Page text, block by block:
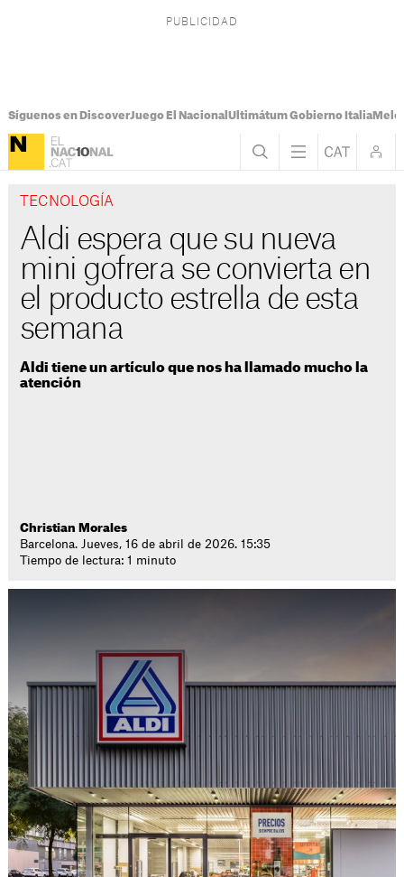
Síguenos en DiscoverJuego El Nacional Ultimátum Gobierno Italia
TECNOLOGÍA
Aldi espera que su nueva
mini gofrera se convierta en
el producto estrella de esta
semana
Aldi tiene un artículo que nos ha llamado mucho la
atención
Christian Morales
Barcelona. Jueves, 16 de abril de 2026. 15:35
Tiempo de lectura: 1 minuto